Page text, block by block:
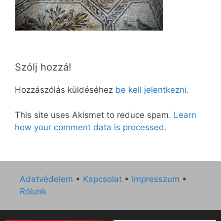
Szólj hozzá!
Hozzászólás küldéséhez be kell jelentkezni.
This site uses Akismet to reduce spam. Learn
how your comment data is processed.
Adatvédelem • Kapcsolat • Impresszum •
Rólunk